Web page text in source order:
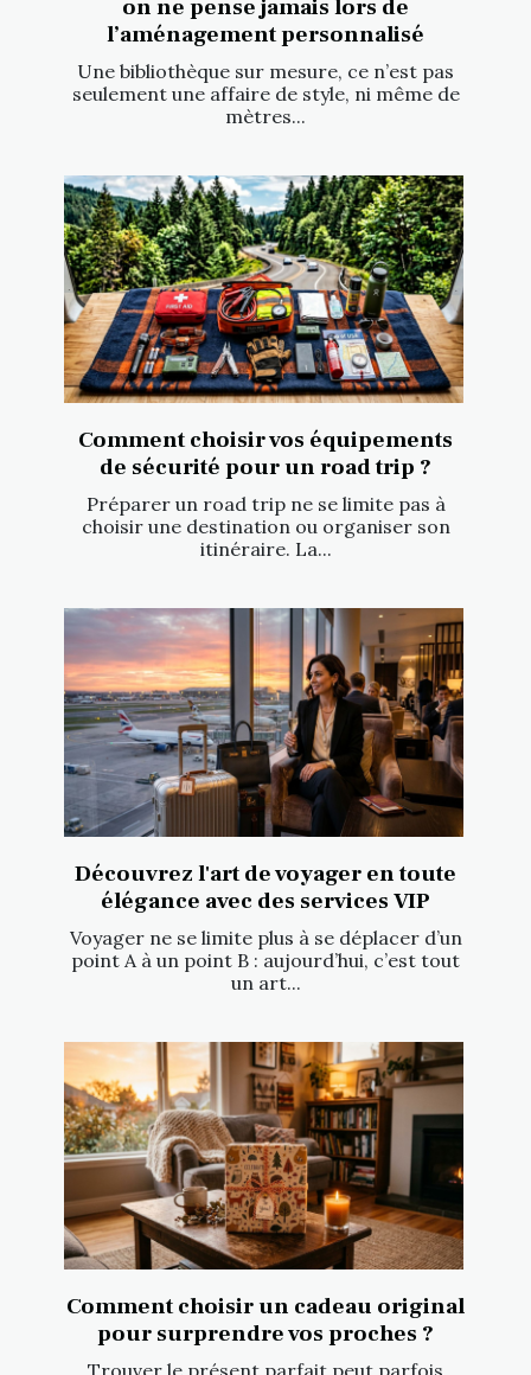
on ne pense jamais lors de
l’aménagement personnalisé
Une bibliothèque sur mesure, ce n’est pas
seulement une affaire de style, ni même de
mètres...
Comment choisir vos équipements
de sécurité pour un road trip ?
Préparer un road trip ne se limite pas à
choisir une destination ou organiser son
itinéraire. La...
Découvrez l'art de voyager en toute
élégance avec des services VIP
Voyager ne se limite plus à se déplacer d’un
point A à un point B : aujourd’hui, c’est tout
un art...
Comment choisir un cadeau original
pour surprendre vos proches ?
Trouver le présent parfait peut parfois